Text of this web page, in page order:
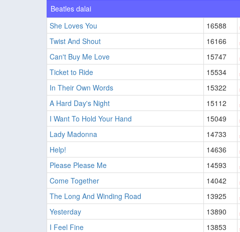
Beatles dalai
She Loves You
16588
Twist And Shout
16166
Can't Buy Me Love
15747
Ticket to Ride
15534
In Their Own Words
15322
A Hard Day's Night
15112
I Want To Hold Your Hand
15049
Lady Madonna
14733
Help!
14636
Please Please Me
14593
Come Together
14042
The Long And Winding Road
13925
Yesterday
13890
I Feel Fine
13853